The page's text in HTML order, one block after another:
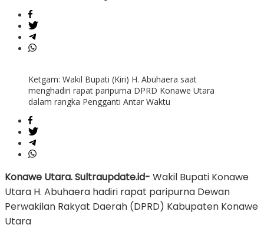
Ketgam: Wakil Bupati (Kiri) H. Abuhaera saat
menghadiri rapat paripurna DPRD Konawe Utara
dalam rangka Pengganti Antar Waktu
Konawe Utara. Sultraupdate.id- Wakil Bupati Konawe
Utara H. Abuhaera hadiri rapat paripurna Dewan
Perwakilan Rakyat Daerah (DPRD) Kabupaten Konawe
Utara